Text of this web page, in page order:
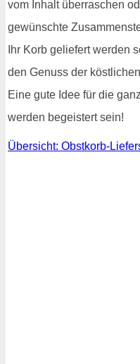
vom Inhalt überraschen
gewünschte
Ihr Korb geliefert werden
den Genuss der
Eine gute Idee für die
werden begeistert sein!
Übersicht: Obstkorb-